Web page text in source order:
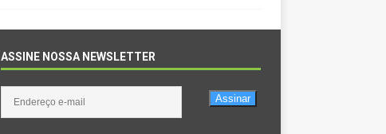
ASSINE NOSSA NEWSLETTER
Assinar